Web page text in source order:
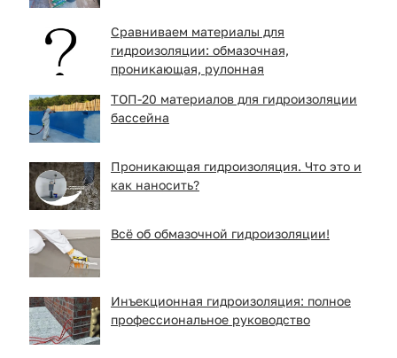
Сравниваем материалы для
гидроизоляции: обмазочная,
проникающая, рулонная
ТОП-20 материалов для гидроизоляции
бассейна
Проникающая гидроизоляция. Что это и
как наносить?
Всё об обмазочной гидроизоляции!
Инъекционная гидроизоляция: полное
профессиональное руководство